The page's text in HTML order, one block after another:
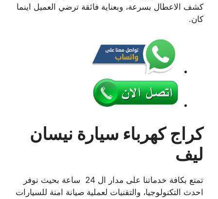
كشف الاعطال بسرعة، وبعناية فائقة ترضي العميل اينما
كان.
كراج كهرباء سيارة نيسان
ليف
تمتع بكافة خدماتنا على مدار ال 24 ساعة بحيث نوفر
احدث التكنولوجيا، والتقنيات لعملية صيانة امنة للسيارات